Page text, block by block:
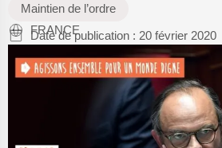
Maintien de l’ordre
FRANCE
Date de publication : 20 février 2020